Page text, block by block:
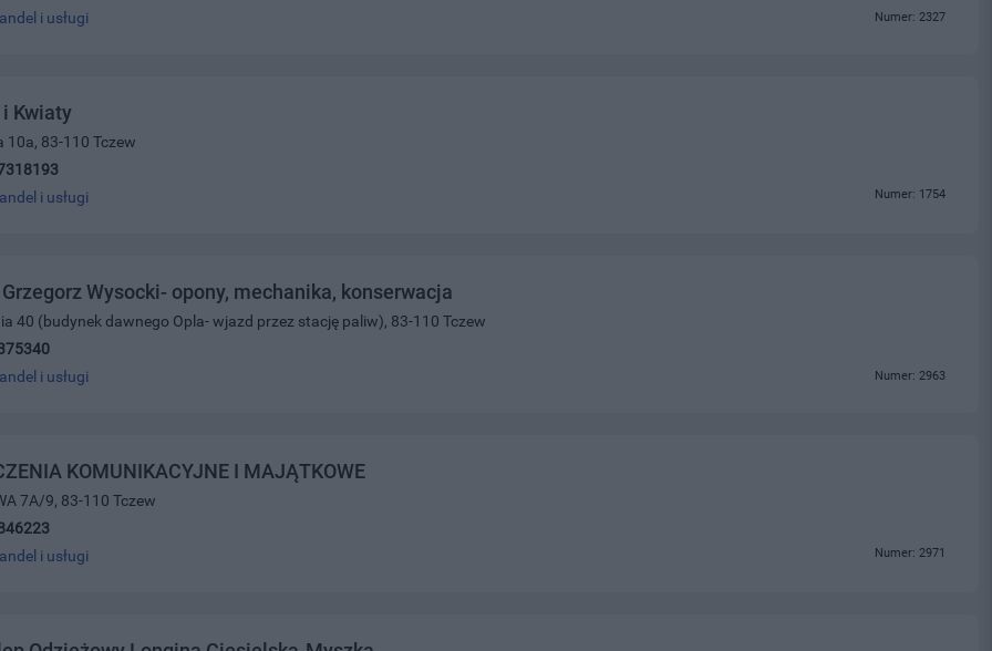
i usługi Numer: 2327
Kwiaty
10a, 83-110 Tczew
i usługi Numer: 1754
Grzegorz Wysocki- opony, mechanika, konserwacja
40 (budynek dawnego Opla- wjazd przez stację paliw), 83-110 Tczew
i usługi Numer: 2963
KOMUNIKACYJNE I MAJĄTKOWE
7A/9, 83-110 Tczew
i usługi Numer: 2971